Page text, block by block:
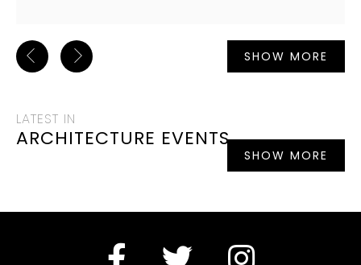
SHOW MORE
LATEST IN
ARCHITECTURE EVENTS
SHOW MORE